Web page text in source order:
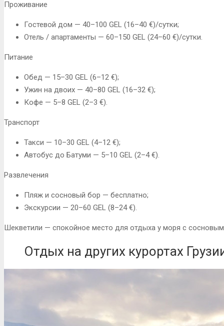
Проживание
Гостевой дом — 40–100 GEL (16–40 €)/сутки;
Отель / апартаменты — 60–150 GEL (24–60 €)/сутки.
Питание
Обед — 15–30 GEL (6–12 €);
Ужин на двоих — 40–80 GEL (16–32 €);
Кофе — 5–8 GEL (2–3 €).
Транспорт
Такси — 10–30 GEL (4–12 €);
Автобус до Батуми — 5–10 GEL (2–4 €).
Развлечения
Пляж и сосновый бор — бесплатно;
Экскурсии — 20–60 GEL (8–24 €).
Шекветили — спокойное место для отдыха у моря с
Отдых на других курортах